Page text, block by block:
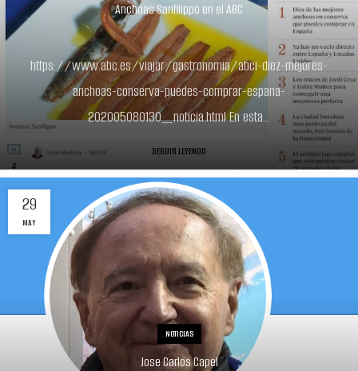
Anchoas Sanfilippo en el ABC
https://www.abc.es/viajar/gastronomia/abci-diez-mejores-
anchoas-conserva-puedes-comprar-espana-
202005080130_noticia.html En esta...
SEGUIR LEYENDO
29
MAY
NOTICIAS
Jose Carlos Capel